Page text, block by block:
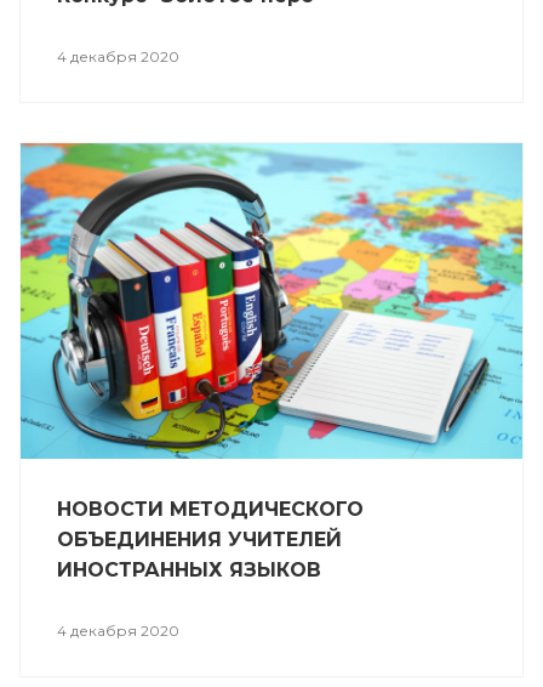
4 декабря 2020
НОВОСТИ МЕТОДИЧЕСКОГО
ОБЪЕДИНЕНИЯ УЧИТЕЛЕЙ
ИНОСТРАННЫХ ЯЗЫКОВ
4 декабря 2020